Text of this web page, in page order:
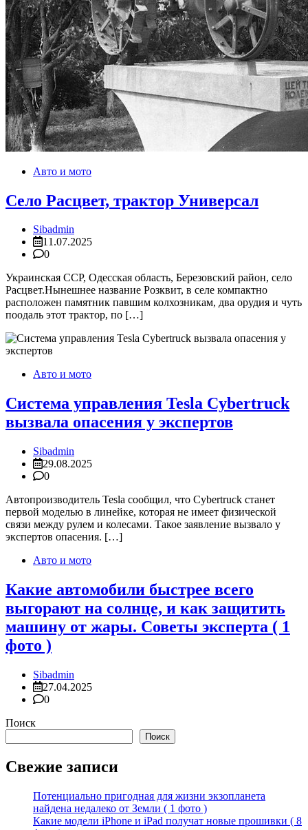
Авто и мото
Село Расцвет, трактор Универсал
Sibadmin
11.07.2025
0
Украинская ССР, Одесская область, Березовский район, село
Расцвет.Нынешнее название Розквит, в селе компактно
расположен памятник павшим колхозникам, два орудия и чуть
поодаль этот трактор, по […]
Авто и мото
Система управления Tesla Cybertruck
вызвала опасения у экспертов
Sibadmin
29.08.2025
0
Автопроизводитель Tesla сообщил, что Cybertruck станет
первой моделью в линейке, которая не имеет физической
связи между рулем и колесами. Такое заявление вызвало у
экспертов опасения. […]
Авто и мото
Какие автомобили быстрее всего
выгорают на солнце, и как защитить
машину от жары. Советы эксперта ( 1
фото )
Sibadmin
27.04.2025
0
Поиск
Поиск
Свежие записи
Потенциально пригодная для жизни экзопланета
найдена недалеко от Земли ( 1 фото )
Какие модели iPhone и iPad получат новые прошивки ( 8